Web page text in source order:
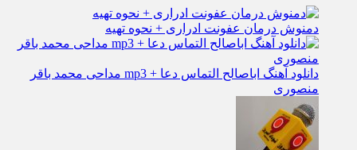
دمنوش درمان عفونت ادراری + نحوه تهیه
دانلود آهنگ اباصالح التماس دعا + mp3 مداحی محمد باقر
منصوری